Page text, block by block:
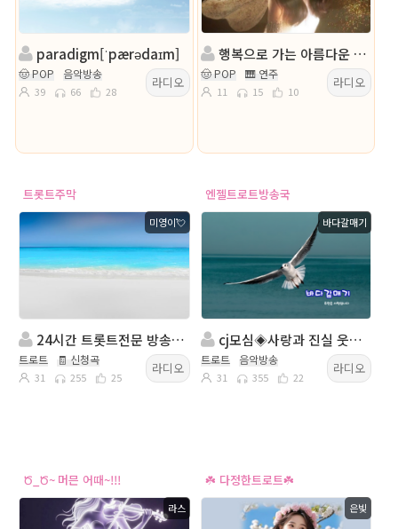
paradigm[ˈpærədaɪm]
🤠 POP 음악방송
39 66 28
라디오
행복으로 가는 아름다운 여정.. ς੭
🤠 POP 🎹 연주
11 15 10
라디오
트롯트주막
미영이💘
24시간 트롯트전문 방송국.
트로트 🧾 신청곡
31 255 25
라디오
엔젤트로트방송국
바다갈매기
cj모심◈사랑과 진실 웃음이넘치는방송◈진행:바다갈매기◈담:엔젤국장
트로트 음악방송
31 355 22
라디오
Ծ_Ծ~ 머믄 어때~!!!
라스
☘️ 다정한트로트☘️
은빛